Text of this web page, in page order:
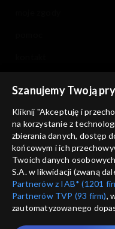
informacje o dostawcy
Szanujemy Twoją
Kliknij "Akceptuję i
na korzystanie z
zbierania danych, dostęp
końcowym i ich
Twoich danych
S.A. w likwidacji (zwaną
Partnerów z IAB* (1201
Partnerów TVP (93 firm),
zautomatyzowanego